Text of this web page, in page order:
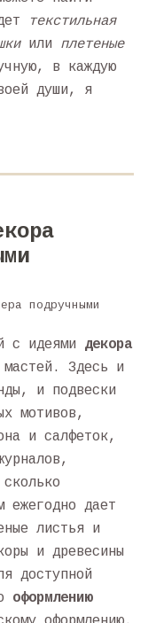
текстильная
или плетеные
в каждую
души, я
с идеями декора
мастей. Здесь и
и подвески
мотивов,
и салфеток,
ежегодно дает
листья и
и древесины
доступной
оформлению